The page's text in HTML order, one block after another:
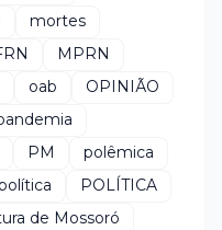
mortes
MPRN
oab
OPINIÃO
PM
polêmica
POLÍTICA
de Mossoró